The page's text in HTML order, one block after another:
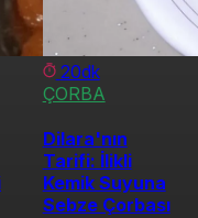
20dk
ÇORBA
Dilara'nın
Tarifi: İlikli
Kemik Suyuna
Sebze Çorbası